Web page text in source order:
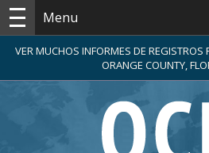
Menu
VER MUCHOS INFORMES DE
ORANGE COUNTY,